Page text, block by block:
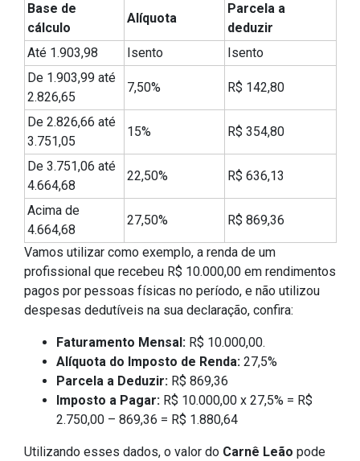
Base de
cálculo
Alíquota
Parcela a
deduzir
Até 1.903,98
Isento
Isento
De 1.903,99 até
2.826,65
7,50% R$ 142,80
De 2.826,66 até
3.751,05
15% R$ 354,80
De 3.751,06 até
4.664,68
22,50% R$ 636,13
Acima de
4.664,68
27,50% R$ 869,36
Vamos utilizar como exemplo, a renda de um
profissional que recebeu R$ 10.000,00 em rendimentos
pagos por pessoas físicas no período, e não utilizou
despesas dedutíveis na sua declaração, confira:
Faturamento Mensal: R$ 10.000,00.
Alíquota do Imposto de Renda: 27,5%
Parcela a Deduzir: R$ 869,36
Imposto a Pagar: R$ 10.000,00 x 27,5% = R$
2.750,00 – 869,36 = R$ 1.880,64
Utilizando esses dados, o valor do Carnê Leão pode